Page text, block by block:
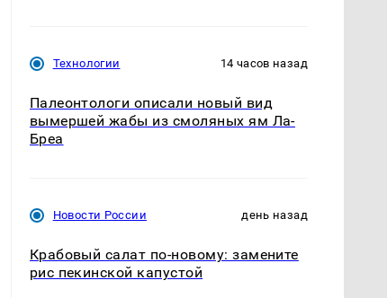
Технологии 14 часов назад
Палеонтологи описали новый вид
вымершей жабы из смоляных ям Ла-
Бреа
Новости России день назад
Крабовый салат по-новому: замените
рис пекинской капустой